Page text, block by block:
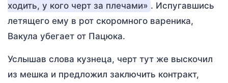
ходить, у кого черт за плечами» . Испугавшись
летящего ему в рот скоромного вареника,
Вакула убегает от Пацюка.
Услышав слова кузнеца, черт тут же выскочил
из мешка и предложил заключить контракт,